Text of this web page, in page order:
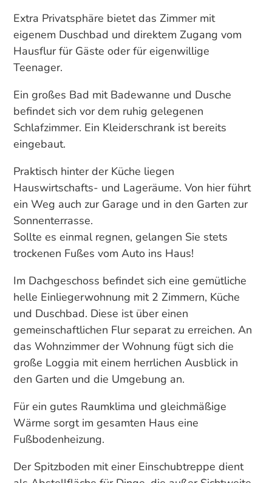
Extra Privatsphäre bietet das Zimmer mit
eigenem Duschbad und direktem Zugang vom
Hausflur für Gäste oder für eigenwillige
Teenager.
Ein großes Bad mit Badewanne und Dusche
befindet sich vor dem ruhig gelegenen
Schlafzimmer. Ein Kleiderschrank ist bereits
eingebaut.
Praktisch hinter der Küche liegen
Hauswirtschafts- und Lageräume. Von hier führt
ein Weg auch zur Garage und in den Garten zur
Sonnenterrasse.
Sollte es einmal regnen, gelangen Sie stets
trockenen Fußes vom Auto ins Haus!
Im Dachgeschoss befindet sich eine gemütliche
helle Einliegerwohnung mit 2 Zimmern, Küche
und Duschbad. Diese ist über einen
gemeinschaftlichen Flur separat zu erreichen. An
das Wohnzimmer der Wohnung fügt sich die
große Loggia mit einem herrlichen Ausblick in
den Garten und die Umgebung an.
Für ein gutes Raumklima und gleichmäßige
Wärme sorgt im gesamten Haus eine
Fußbodenheizung.
Der Spitzboden mit einer Einschubtreppe dient